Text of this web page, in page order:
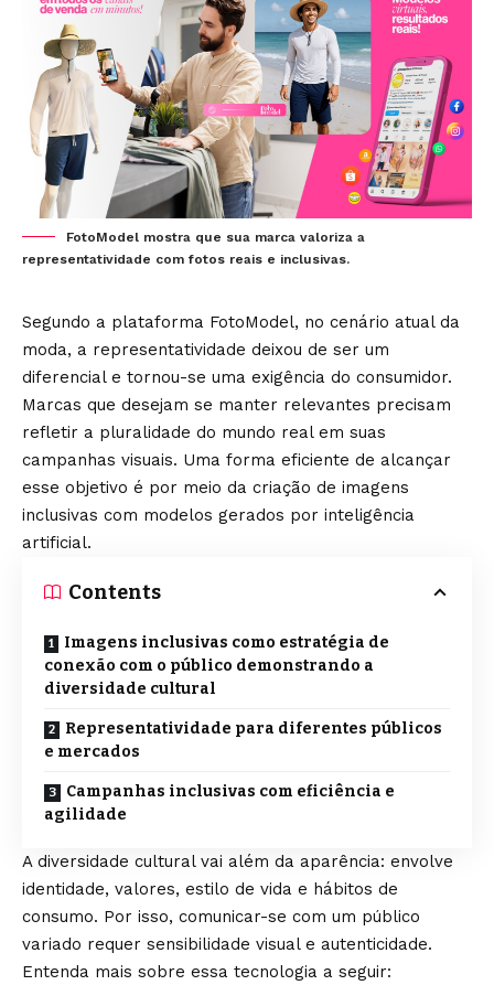
FotoModel mostra que sua marca valoriza a
representatividade com fotos reais e inclusivas.
Segundo a plataforma FotoModel, no cenário atual da
moda, a representatividade deixou de ser um
diferencial e tornou-se uma exigência do consumidor.
Marcas que desejam se manter relevantes precisam
refletir a pluralidade do mundo real em suas
campanhas visuais. Uma forma eficiente de alcançar
esse objetivo é por meio da criação de imagens
inclusivas com modelos gerados por inteligência
artificial.
Contents
Imagens inclusivas como estratégia de
conexão com o público demonstrando a
diversidade cultural
Representatividade para diferentes públicos
e mercados
Campanhas inclusivas com eficiência e
agilidade
A diversidade cultural vai além da aparência: envolve
identidade, valores, estilo de vida e hábitos de
consumo. Por isso, comunicar-se com um público
variado requer sensibilidade visual e autenticidade.
Entenda mais sobre essa tecnologia a seguir: